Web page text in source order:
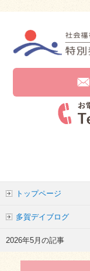
トップページ
多賀デイブログ
2026年5月の記事